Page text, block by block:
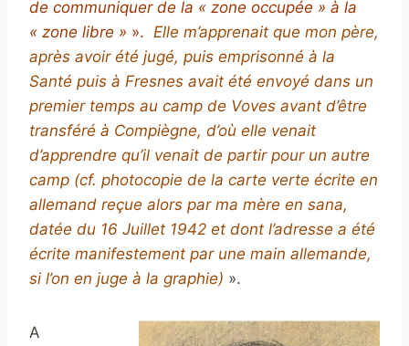
de communiquer de la « zone occupée » à la
« zone libre » ». Elle m’apprenait que mon père,
après avoir été jugé, puis emprisonné à la
Santé puis à Fresnes avait été envoyé dans un
premier temps au camp de Voves avant d’être
transféré à Compiègne, d’où elle venait
d’apprendre qu’il venait de partir pour un autre
camp (cf. photocopie de la carte verte écrite en
allemand reçue alors par ma mère en sana,
datée du 16 Juillet 1942 et dont l’adresse a été
écrite manifestement par une main allemande,
si l’on en juge à la graphie) ».
A